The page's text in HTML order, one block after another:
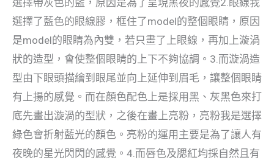
選擇了藍色的眼線膠，框住了model的整個眼睛，原因
是model的眼睛為內雙，若只畫了上眼線，再加上漩渦
狀的造型，會使整個眼睛的上下不夠協調。3.而漩渦造
型由下眼頭描繪到眼尾並向上延伸到眉毛，讓整個眼睛
有上揚的感覺。而在顏色配色上是採用黑、灰黑色來打
底先畫出漩渦的型狀，之後在畫上亮粉，亮粉我是選擇
綠色會折射藍光的顏色。亮粉的運用主要是為了讓人有
夜晚的星光閃閃的感覺。4.而唇色及腮紅均採自然且有